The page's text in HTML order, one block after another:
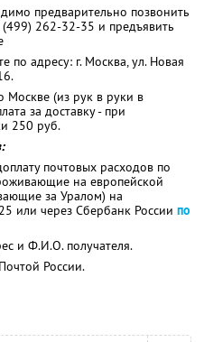
предварительно позвонить
262-32-35 и предъявить
по адресу: г. Москва, ул. Новая
Москве (из рук в руки в
за доставку - при
250 руб.
почтовых расходов по
на европейской
за Уралом) на
или через Сбербанк России по
и Ф.И.О. получателя.
России.